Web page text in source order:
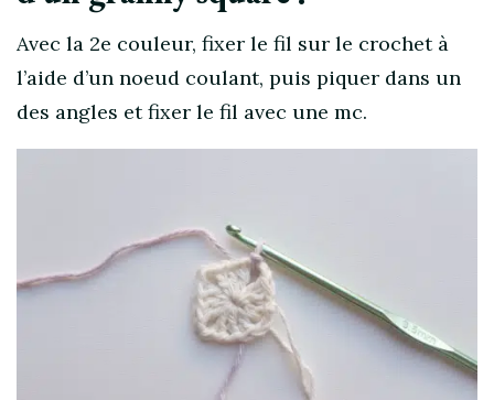
Avec la 2e couleur, fixer le fil sur le crochet à
l’aide d’un noeud coulant, puis piquer dans un
des angles et fixer le fil avec une mc.